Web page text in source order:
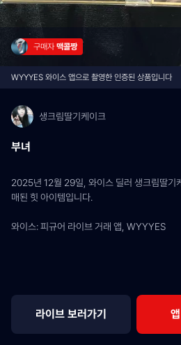
구매자 맥콜짱
WYYYES 와이스 앱으로 촬영한 인증된 상품입니다
생크림딸기케이크
부녀
2025년 12월 29일, 와이스 딜러 생크림딸기
매된 힛 아이템입니다.
와이스: 피규어 라이브 거래 앱, WYYYES
라이브 보러가기